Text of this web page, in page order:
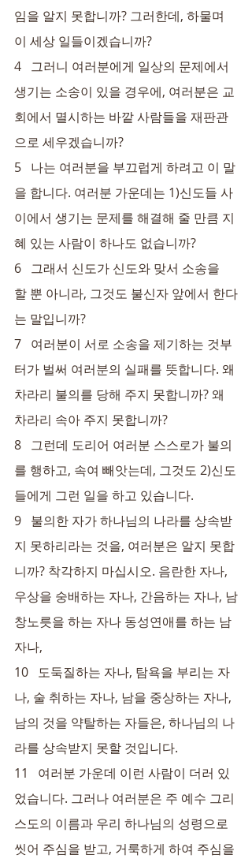
임을 알지 못합니까? 그러한데, 하물며
이 세상 일들이겠습니까?
4   그러니 여러분에게 일상의 문제에서
생기는 소송이 있을 경우에, 여러분은 교
회에서 멸시하는 바깥 사람들을 재판관
으로 세우겠습니까?
5   나는 여러분을 부끄럽게 하려고 이 말
을 합니다. 여러분 가운데는 1)신도들 사
이에서 생기는 문제를 해결해 줄 만큼 지
혜 있는 사람이 하나도 없습니까?
6   그래서 신도가 신도와 맞서 소송을
할 뿐 아니라, 그것도 불신자 앞에서 한다
는 말입니까?
7   여러분이 서로 소송을 제기하는 것부
터가 벌써 여러분의 실패를 뜻합니다. 왜
차라리 불의를 당해 주지 못합니까? 왜
차라리 속아 주지 못합니까?
8   그런데 도리어 여러분 스스로가 불의
를 행하고, 속여 빼앗는데, 그것도 2)신도
들에게 그런 일을 하고 있습니다.
9   불의한 자가 하나님의 나라를 상속받
지 못하리라는 것을, 여러분은 알지 못합
니까? 착각하지 마십시오. 음란한 자나,
우상을 숭배하는 자나, 간음하는 자나, 남
창노릇을 하는 자나 동성연애를 하는 남
자나,
10   도둑질하는 자나, 탐욕을 부리는 자
나, 술 취하는 자나, 남을 중상하는 자나,
남의 것을 약탈하는 자들은, 하나님의 나
라를 상속받지 못할 것입니다.
11   여러분 가운데 이런 사람이 더러 있
었습니다. 그러나 여러분은 주 예수 그리
스도의 이름과 우리 하나님의 성령으로
씻어 주심을 받고, 거룩하게 하여 주심을